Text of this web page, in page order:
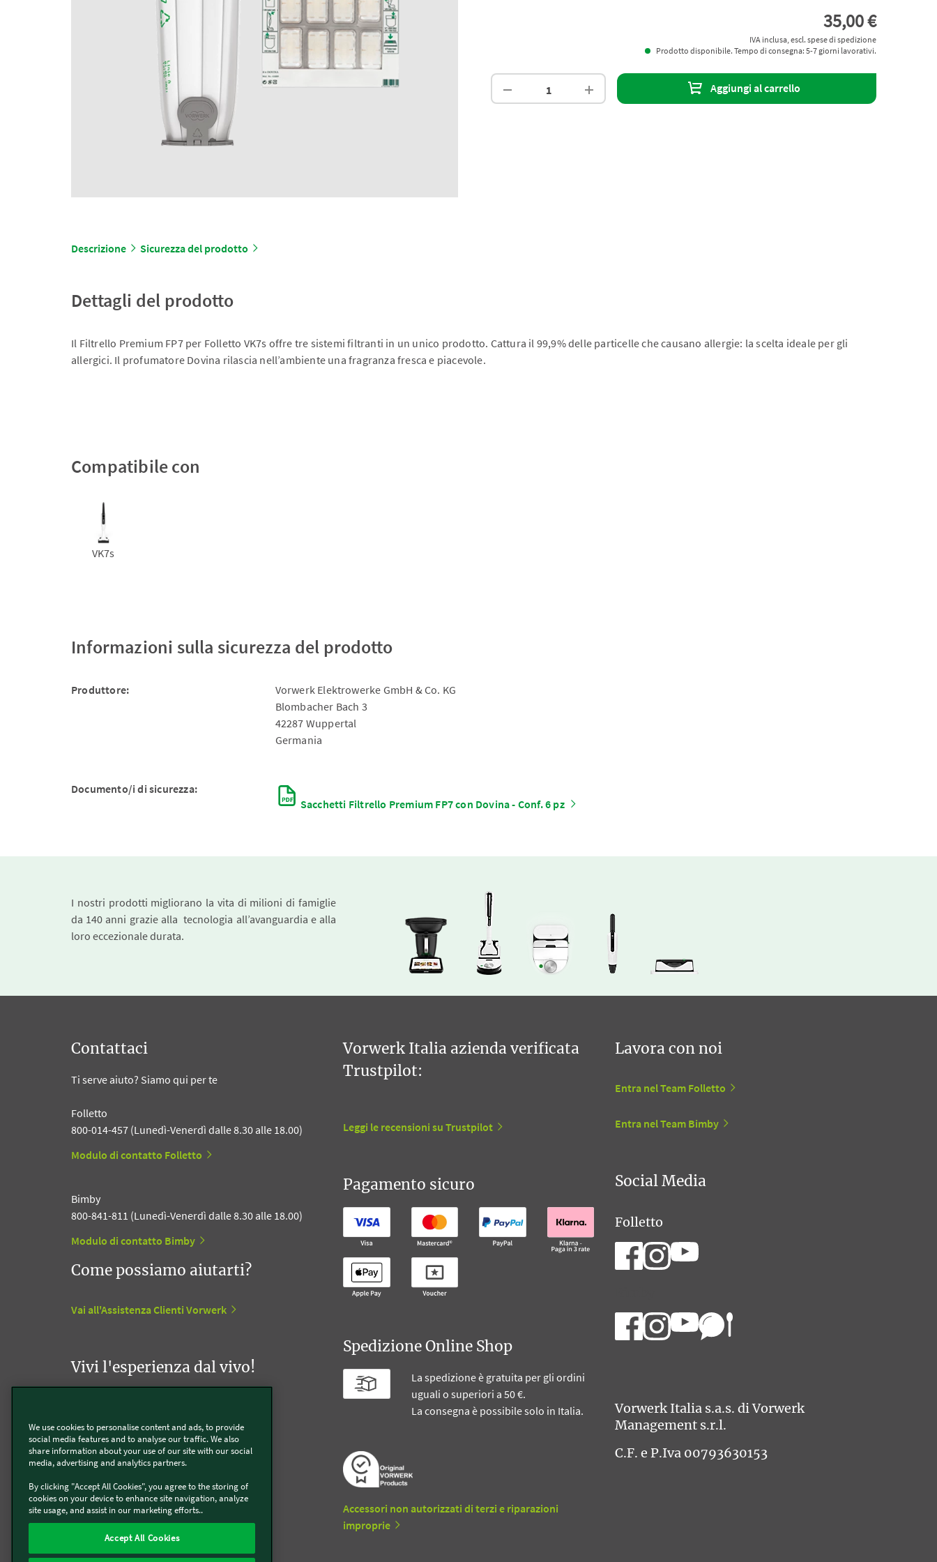
35,00 €
IVA inclusa, escl. spese di spedizione
Prodotto disponibile. Tempo di consegna: 5-7 giorni lavorativi.
Aggiungi al carrello
Descrizione Sicurezza del prodotto
Dettagli del prodotto
Il Filtrello Premium FP7 per Folletto VK7s offre tre sistemi filtranti in un unico prodotto. Cattura il 99,9% delle particelle che causano allergie: la scelta ideale per gli
allergici. Il profumatore Dovina rilascia nell’ambiente una fragranza fresca e piacevole.
Compatibile con
VK7s
Informazioni sulla sicurezza del prodotto
Produttore:
Vorwerk Elektrowerke GmbH & Co. KG
Blombacher Bach 3
42287 Wuppertal
Germania
Documento/i di sicurezza:
Sacchetti Filtrello Premium FP7 con Dovina - Conf. 6 pz
I nostri prodotti migliorano la vita di milioni di famiglie
da 140 anni grazie alla tecnologia all’avanguardia e alla
loro eccezionale durata.
Contattaci
Ti serve aiuto? Siamo qui per te
Folletto
800-014-457 (Lunedì-Venerdì dalle 8.30 alle 18.00)
Modulo di contatto Folletto
Bimby
800-841-811 (Lunedì-Venerdì dalle 8.30 alle 18.00)
Modulo di contatto Bimby
Come possiamo aiutarti?
Vai all'Assistenza Clienti Vorwerk
Vivi l'esperienza dal vivo!
Appuntamento con un Incaricato Bimby
Vorwerk Italia azienda verificata
Trustpilot:
Leggi le recensioni su Trustpilot
Pagamento sicuro
Spedizione Online Shop
La spedizione è gratuita per gli ordini
uguali o superiori a 50 €.
La consegna è possibile solo in Italia.
Accessori non autorizzati di terzi e riparazioni
improprie
Lavora con noi
Entra nel Team Folletto
Entra nel Team Bimby
Social Media
Folletto
Vorwerk Italia s.a.s. di Vorwerk
Management s.r.l.
C.F. e P.Iva 00793630153
We use cookies to personalise content and ads, to provide
social media features and to analyse our traffic. We also
share information about your use of our site with our social
media, advertising and analytics partners.
By clicking "Accept All Cookies", you agree to the storing of
cookies on your device to enhance site navigation, analyze
site usage, and assist in our marketing efforts..
Accept All Cookies